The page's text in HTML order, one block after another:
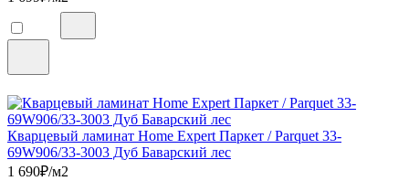
Кварцевый ламинат Home Expert Паркет / Parquet 33-
69W906/33-3003 Дуб Баварский лес
1 690₽/м2